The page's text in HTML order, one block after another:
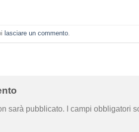
lasciare un commento
sarà pubblicato. I campi obbligatori